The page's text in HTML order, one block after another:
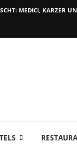
MEDICI, KARZER